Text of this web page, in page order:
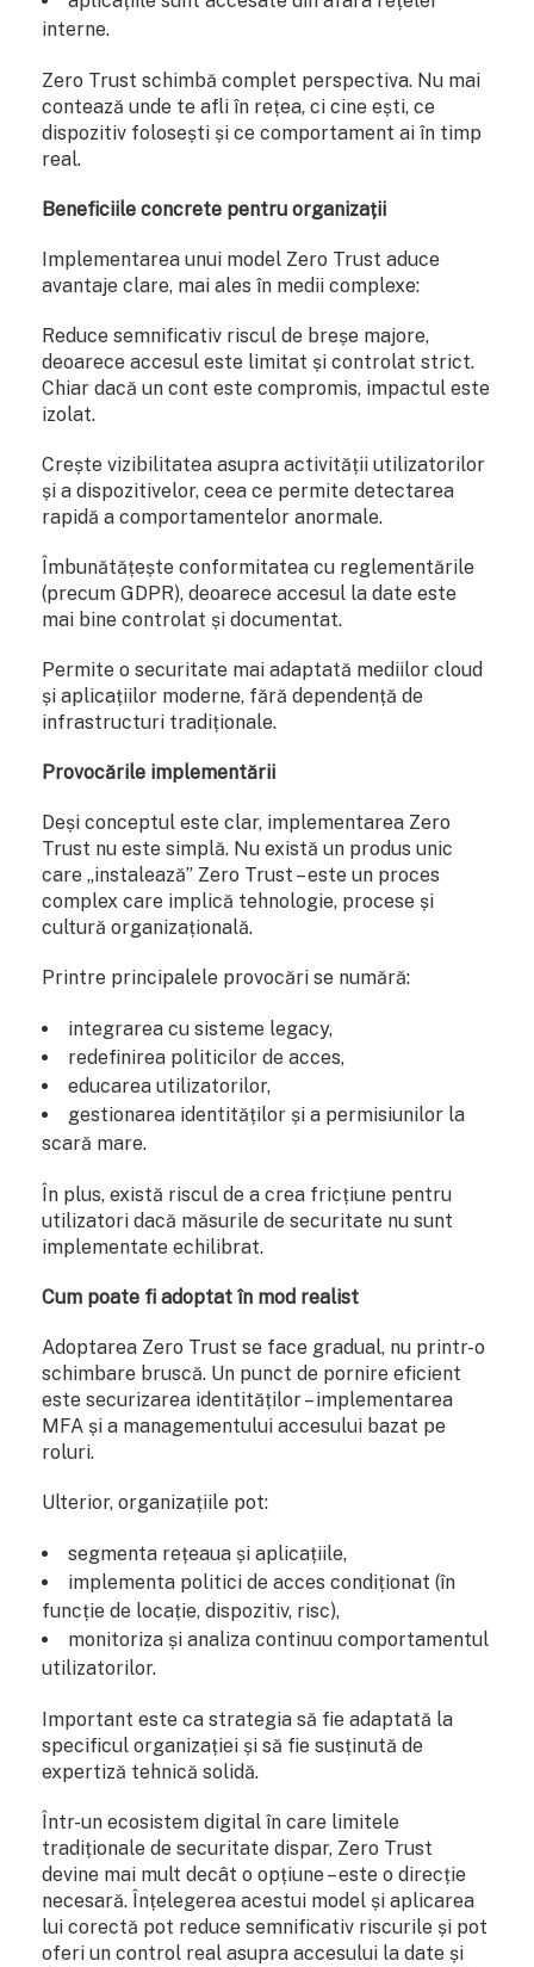
interne.
Zero Trust schimbă complet perspectiva. Nu mai
contează unde te afli în rețea, ci cine ești, ce
dispozitiv folosești și ce comportament ai în timp
real.
Beneficiile concrete pentru organizații
Implementarea unui model Zero Trust aduce
avantaje clare, mai ales în medii complexe:
Reduce semnificativ riscul de breșe majore,
deoarece accesul este limitat și controlat strict.
Chiar dacă un cont este compromis, impactul este
izolat.
Crește vizibilitatea asupra activității utilizatorilor
și a dispozitivelor, ceea ce permite detectarea
rapidă a comportamentelor anormale.
Îmbunătățește conformitatea cu reglementările
(precum GDPR), deoarece accesul la date este
mai bine controlat și documentat.
Permite o securitate mai adaptată mediilor cloud
și aplicațiilor moderne, fără dependență de
infrastructuri tradiționale.
Provocările implementării
Deși conceptul este clar, implementarea Zero
Trust nu este simplă. Nu există un produs unic
care „instalează” Zero Trust – este un proces
complex care implică tehnologie, procese și
cultură organizațională.
Printre principalele provocări se numără:
integrarea cu sisteme legacy,
redefinirea politicilor de acces,
educarea utilizatorilor,
gestionarea identităților și a permisiunilor la
scară mare.
În plus, există riscul de a crea fricțiune pentru
utilizatori dacă măsurile de securitate nu sunt
implementate echilibrat.
Cum poate fi adoptat în mod realist
Adoptarea Zero Trust se face gradual, nu printr-o
schimbare bruscă. Un punct de pornire eficient
este securizarea identităților – implementarea
MFA și a managementului accesului bazat pe
roluri.
Ulterior, organizațiile pot:
segmenta rețeaua și aplicațiile,
implementa politici de acces condiționat (în
funcție de locație, dispozitiv, risc),
monitoriza și analiza continuu comportamentul
utilizatorilor.
Important este ca strategia să fie adaptată la
specificul organizației și să fie susținută de
expertiză tehnică solidă.
Într-un ecosistem digital în care limitele
tradiționale de securitate dispar, Zero Trust
devine mai mult decât o opțiune – este o direcție
necesară. Înțelegerea acestui model și aplicarea
lui corectă pot reduce semnificativ riscurile și pot
oferi un control real asupra accesului la date și